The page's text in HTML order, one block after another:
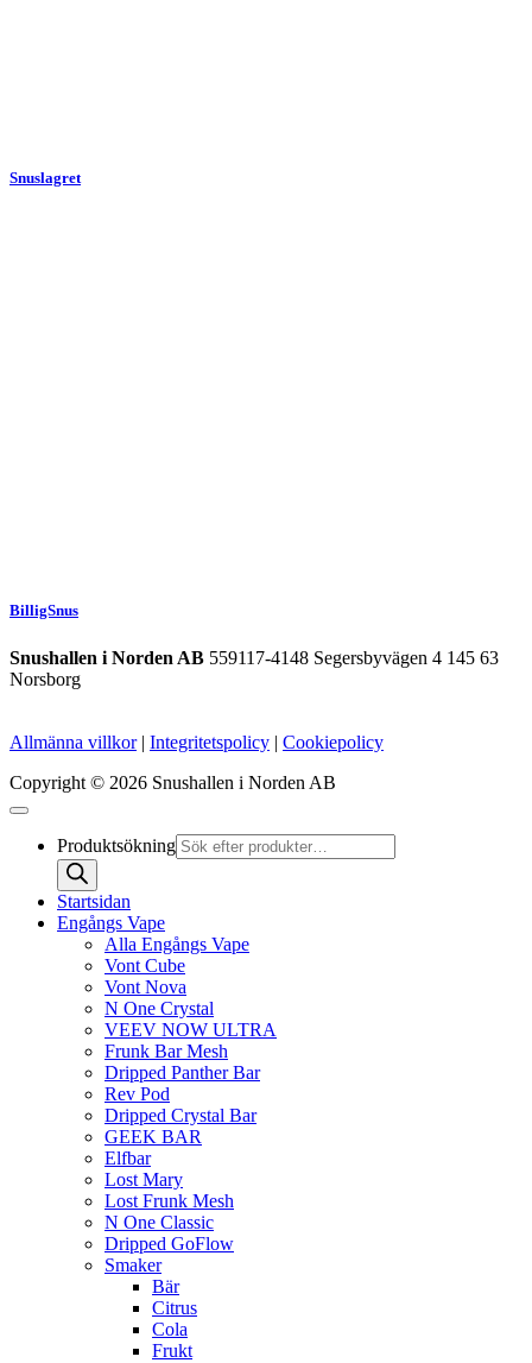
Snuslagret
BilligSnus
Snushallen i Norden AB 559117-4148 Segersbyvägen 4 145 63
Norsborg
Allmänna villkor| Integritetspolicy | Cookiepolicy
Copyright © 2026 Snushallen i Norden AB
Produktsökning
Startsidan
Engångs Vape
Alla Engångs Vape
Vont Cube
Vont Nova
N One Crystal
VEEV NOW ULTRA
Frunk Bar Mesh
Dripped Panther Bar
Rev Pod
Dripped Crystal Bar
GEEK BAR
Elfbar
Lost Mary
Lost Frunk Mesh
N One Classic
Dripped GoFlow
Smaker
Bär
Citrus
Cola
Frukt